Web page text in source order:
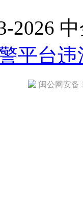
2026
平台违
闽公网安备